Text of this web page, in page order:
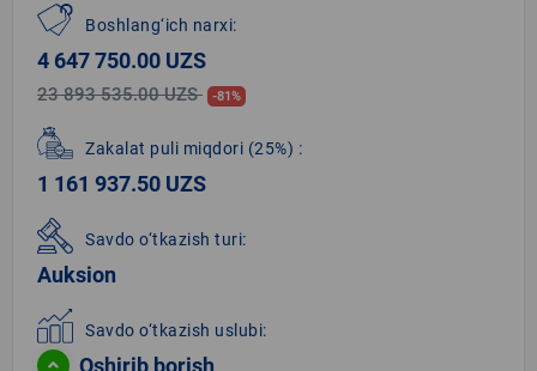
Boshlang‘ich narxi:
4 647 750.00 UZS
23 893 535.00 UZS -81%
Zakalat puli miqdori (25%) :
1 161 937.50 UZS
Savdo o‘tkazish turi:
Auksion
Savdo o‘tkazish uslubi:
Oshirib borish